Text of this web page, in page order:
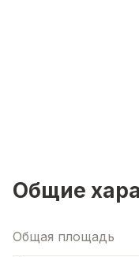
Общие
Общая площадь